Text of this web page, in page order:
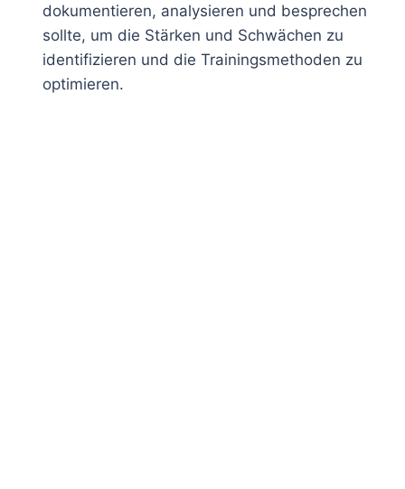
dokumentieren, analysieren und besprechen
sollte, um die Stärken und Schwächen zu
identifizieren und die Trainingsmethoden zu
optimieren.